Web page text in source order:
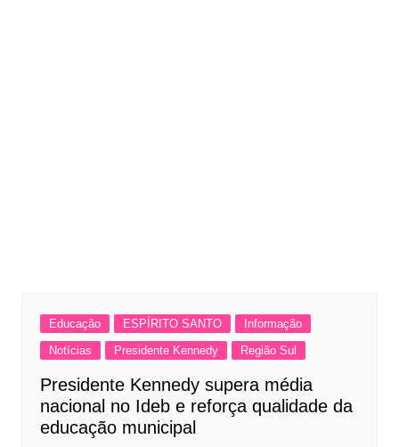
Educação ESPÍRITO SANTO
Informação
Notícias
Presidente Kennedy Região Sul
Presidente Kennedy supera média
nacional no Ideb e reforça qualidade da
educação municipal